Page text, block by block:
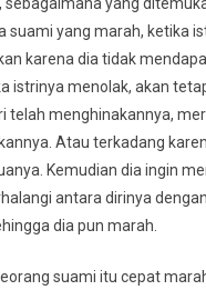
sebagaimana yang
suami yang marah, ketika
karena dia tidak
istrinya menolak, akan
telah menghinakannya,
Atau terkadang
Kemudian dia ingin
antara dirinya dengan
dia pun marah.
suami itu cepat